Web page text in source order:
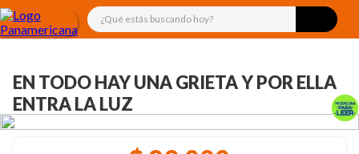
¿Qué estás buscando hoy?
EN TODO HAY UNA GRIETA Y POR ELLA
ENTRA LA LUZ